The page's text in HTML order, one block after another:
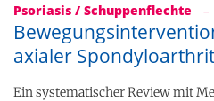
Psoriasis / Schuppenflechte –
axialer
Ein systematischer Review mit